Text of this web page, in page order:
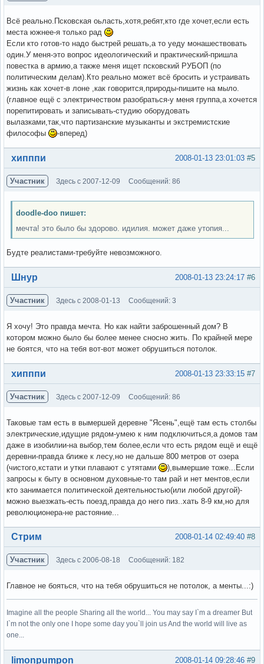
Всё реально.Псковская оьласть,хотя,ребят,кто где хочет,если есть
места южнее-я только рад
Если кто готов-то надо быстрей решать,а то уеду монашествовать
один.У меня-это вопрос идеологический и практический-пришла
повестка в армию,а также меня ищет псковский РУБОП (по
политическим делам).Кто реально может всё бросить и устраивать
жизнь как хочет-в лоне ,как говорится,природы-пишите на мыло.
(главное ещё с электричеством разобраться-у меня группа,а хочется
порепитировать и записывать-студию оборудовать
вылазками,так,что партизанские музыканты и экстремистские
философы
-вперед)
Вне форума #5
2008-01-13 23:01:03
хипппи
Участник Здесь с 2007-12-09 Сообщений: 86
doodle-doo пишет:
мечта! это было бы здорово. идилия. может даже утопия...
Будте реалистами-требуйте невозможного.
Вне форума #6
2008-01-13 23:24:17
Шнур
Участник Здесь с 2008-01-13 Сообщений: 3
Я хочу! Это правда мечта. Но как найти заброшенный дом? В
котором можно было бы более менее сносно жить. По крайней мере
не боятся, что на тебя вот-вот может обрушиться потолок.
Вне форума #7
2008-01-13 23:33:15
хипппи
Участник Здесь с 2007-12-09 Сообщений: 86
Таковые там есть в вымершей деревне "Ясень",ещё там есть столбы
электрические,идущие рядом-умею к ним подключиться,а домов там
даже в изобилии-на выбор,тем более,если что есть рядом ещё и ещё
деревни-правда ближе к лесу,но не дальше 800 метров от озера
(чистого,кстати и утки плавают с утятами
),вымершие тоже...Если
запросы к быту в основном духовные-то там рай и нет ментов,если
кто занимается политической деятельностью(или любой другой)-
можно выезжать-есть поезд,правда до него пиз..хать 8-9 км,но для
революционера-не растояние...
Вне форума #8
2008-01-14 02:49:40
Стрим
Участник Здесь с 2006-08-18 Сообщений: 182
Главное не бояться, что на тебя обрушиться не потолок, а менты...:)
Imagine all the people Sharing all the world... You may say I`m a dreamer But
I`m not the only one I hope some day you`ll join us And the world will live as
one...
Вне форума #9
2008-01-14 09:28:46
limonpumpon